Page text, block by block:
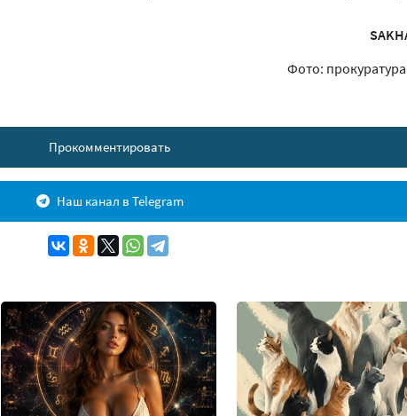
Фото:
Прокомментировать
Наш канал в Telegram